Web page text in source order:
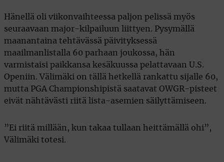
Hänellä oli viikonvaihteessa paljon pelissä myös
seuraavaan major-kilpailuun liittyen. Pysymällä
maanantaina tehtävässä päivityksessä
maailmanlistalla 60 parhaan joukossa, hän
varmistaisi paikkansa kesäkuussa pelattavaan U.S.
Openiin. Välimäki on tällä hetkellä rankattu sijalle 60,
mutta PGA Championshipistä saatavat OWGR-pisteet
eivät nähtävästi riitä lista-asemien säilyttämiseen.
”Ei riitä millään, kun takaa tullaan heittämällä ohi”,
Välimäki totesi.